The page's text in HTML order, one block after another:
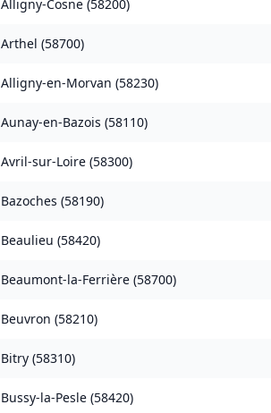
Alligny-Cosne (58200)
Arthel (58700)
Alligny-en-Morvan (58230)
Aunay-en-Bazois (58110)
Avril-sur-Loire (58300)
Bazoches (58190)
Beaulieu (58420)
Beaumont-la-Ferrière (58700)
Beuvron (58210)
Bitry (58310)
Bussy-la-Pesle (58420)